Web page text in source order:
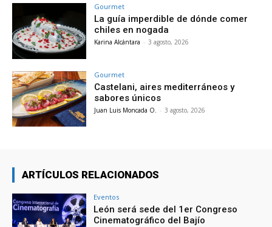
Gourmet
La guía imperdible de dónde comer
chiles en nogada
Karina Alcántara - 3 agosto, 2026
Gourmet
Castelani, aires mediterráneos y
sabores únicos
Juan Luis Moncada O. - 3 agosto, 2026
ARTÍCULOS RELACIONADOS
Eventos
León será sede del 1er Congreso
Cinematográfico del Bajío